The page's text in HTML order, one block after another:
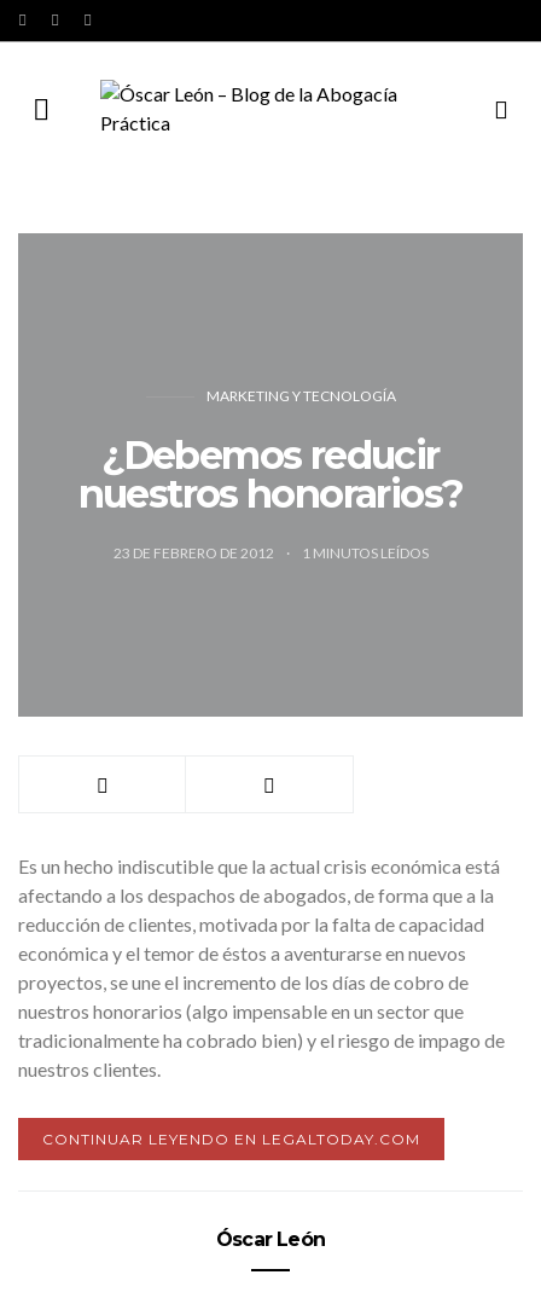
MARKETING Y TECNOLOGÍA
¿Debemos reducir
nuestros honorarios?
23 DE FEBRERO DE 2012 1 MINUTOS LEÍDOS
Es un hecho indiscutible que la actual crisis económica está
afectando a los despachos de abogados, de forma que a la
reducción de clientes, motivada por la falta de capacidad
económica y el temor de éstos a aventurarse en nuevos
proyectos, se une el incremento de los días de cobro de
nuestros honorarios (algo impensable en un sector que
tradicionalmente ha cobrado bien) y el riesgo de impago de
nuestros clientes.
CONTINUAR LEYENDO EN LEGALTODAY.COM
Óscar León